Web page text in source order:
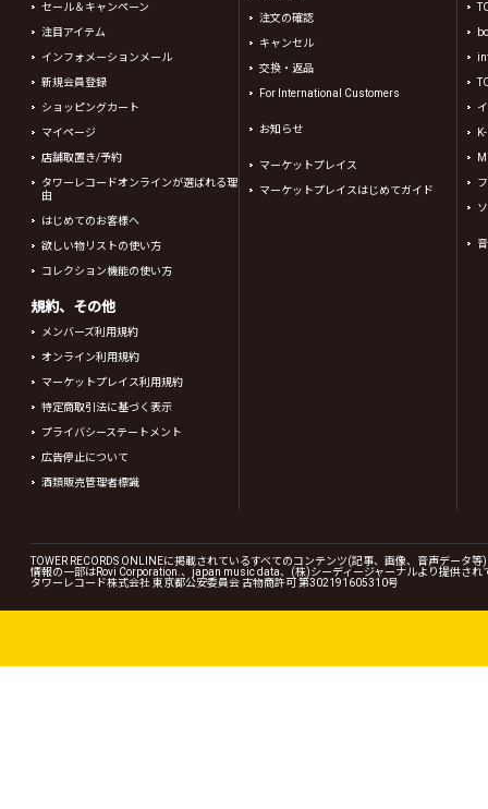
セール＆キャンペーン
注目アイテム
インフォメーションメール
新規会員登録
ショッピングカート
マイページ
店舗取置き/予約
タワーレコードオンラインが選ばれる理
由
はじめてのお客様へ
欲しい物リストの使い方
コレクション機能の使い方
規約、その他
メンバーズ利用規約
オンライン利用規約
マーケットプレイス利用規約
特定商取引法に基づく表示
プライバシーステートメント
広告停止について
酒類販売管理者標識
注文の確認
キャンセル
交換・返品
For International Customers
お知らせ
マーケットプレイス
マーケットプレイスはじめてガイド
TOWER RECORDS ONLINEに掲載されているすべてのコンテンツ(記事、画像、音声データ
情報の一部はRovi Corporation.、japan music data、(株)シーディージャーナルより提供され
タワーレコード株式会社 東京都公安委員会 古物商許可 第302191605310号